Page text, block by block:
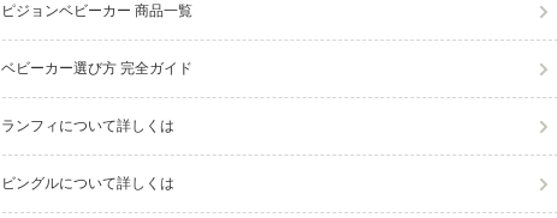
ピジョンベビーカー 商品一覧
ベビーカー選び方 完全ガイド
ランフィについて詳しくは
ビングルについて詳しくは